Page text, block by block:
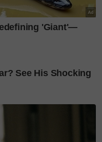
peristiwa
terkini kerjaya
beliau masih lagi
meskipun